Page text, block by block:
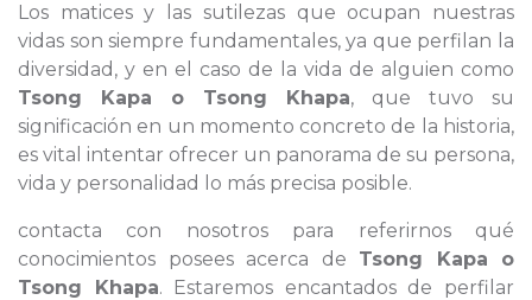
Los matices y las sutilezas que ocupan nuestras
vidas son siempre fundamentales, ya que perfilan la
diversidad, y en el caso de la vida de alguien como
Tsong Kapa o Tsong Khapa, que tuvo su
significación en un momento concreto de la historia,
es vital intentar ofrecer un panorama de su persona,
vida y personalidad lo más precisa posible.
contacta con nosotros para referirnos qué
conocimientos posees acerca de Tsong Kapa o
Tsong Khapa. Estaremos encantados de perfilar